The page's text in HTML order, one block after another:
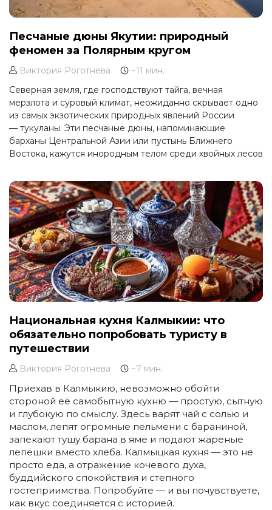
Песчаные дюны Якутии: природный
феномен за Полярным кругом
Виктория Роготнева
~11 мин.
Северная земля, где господствуют тайга, вечная
мерзлота и суровый климат, неожиданно скрывает одно
из самых экзотических природных явлений России
— тукуланы. Эти песчаные дюны, напоминающие
барханы Центральной Азии или пустынь Ближнего
Востока, кажутся инородным телом среди хвойных лесов
Республики Саха, на берегах рек и озер, рождаются и
живут эти удивительные песчаные миры.
Национальная кухня Калмыкии: что
обязательно попробовать туристу в
путешествии
Виктория Роготнева ~7 мин.
Приехав в Калмыкию, невозможно обойти
стороной её самобытную кухню — простую, сытную
и глубокую по смыслу. Здесь варят чай с солью и
маслом, лепят огромные пельмени с бараниной,
запекают тушу барана в яме и подают жареные
лепёшки вместо хлеба. Калмыцкая кухня — это не
просто еда, а отражение кочевого духа,
буддийского спокойствия и степного
гостеприимства. Попробуйте — и вы почувствуете,
как вкус соединяется с историей.